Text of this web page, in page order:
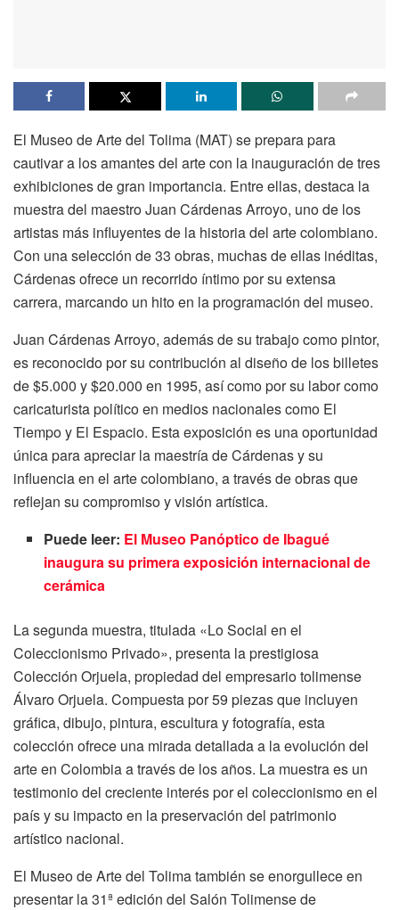
El Museo de Arte del Tolima (MAT) se prepara para
cautivar a los amantes del arte con la inauguración de tres
exhibiciones de gran importancia. Entre ellas, destaca la
muestra del maestro Juan Cárdenas Arroyo, uno de los
artistas más influyentes de la historia del arte colombiano.
Con una selección de 33 obras, muchas de ellas inéditas,
Cárdenas ofrece un recorrido íntimo por su extensa
carrera, marcando un hito en la programación del museo.
Juan Cárdenas Arroyo, además de su trabajo como pintor,
es reconocido por su contribución al diseño de los billetes
de $5.000 y $20.000 en 1995, así como por su labor como
caricaturista político en medios nacionales como El
Tiempo y El Espacio. Esta exposición es una oportunidad
única para apreciar la maestría de Cárdenas y su
influencia en el arte colombiano, a través de obras que
reflejan su compromiso y visión artística.
Puede leer: El Museo Panóptico de Ibagué
inaugura su primera exposición internacional de
cerámica
La segunda muestra, titulada «Lo Social en el
Coleccionismo Privado», presenta la prestigiosa
Colección Orjuela, propiedad del empresario tolimense
Álvaro Orjuela. Compuesta por 59 piezas que incluyen
gráfica, dibujo, pintura, escultura y fotografía, esta
colección ofrece una mirada detallada a la evolución del
arte en Colombia a través de los años. La muestra es un
testimonio del creciente interés por el coleccionismo en el
país y su impacto en la preservación del patrimonio
artístico nacional.
El Museo de Arte del Tolima también se enorgullece en
presentar la 31ª edición del Salón Tolimense de